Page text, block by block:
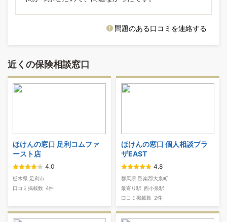
問題のある口コミを連絡する
近くの保険相談窓口
ほけんの窓口 足利コムファ
ースト店
4.0
栃木県 足利市
口コミ掲載数 4件
ほけんの窓口 個人相談プラ
ザEAST
4.8
群馬県 邑楽郡大泉町
最寄り駅 西小泉駅
口コミ掲載数 2件